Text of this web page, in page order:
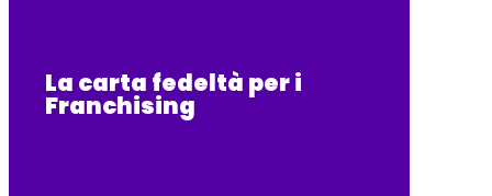
La carta fedeltà per i
Franchising